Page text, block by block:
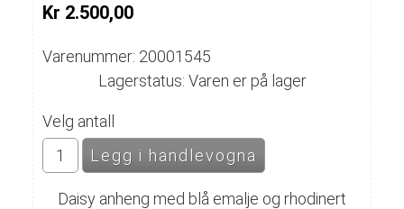
Kr 2.500,00
Varenummer: 20001545
Lagerstatus: Varen er på lager
Velg antall
Daisy anheng med blå emalje og rhodinert